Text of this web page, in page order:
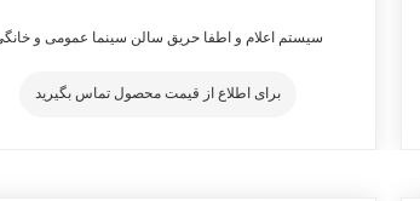
سیستم اعلام و اطفا حریق سالن سینما عمومی و
برای اطلاع از قیمت محصول تماس بگیرید